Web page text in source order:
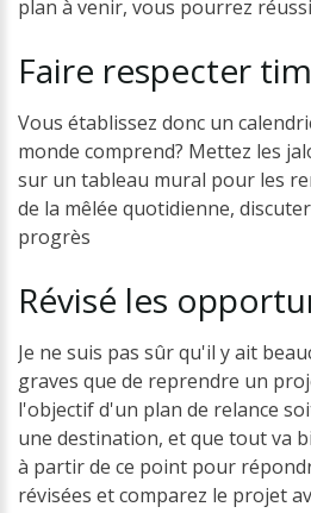
plan à venir, vous pourrez
Faire respecter
Vous établissez donc un
monde comprend? Mettez les
sur un tableau mural pour les
de la mêlée quotidienne,
progrès
Révisé les
Je ne suis pas sûr qu'il y ait
graves que de reprendre un
l'objectif d'un plan de relance
une destination, et que tout va
à partir de ce point pour
révisées et comparez le projet